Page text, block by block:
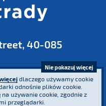
40-085
dlaczego używamy cookie
odnośnie plików cookie.
używanie cookie, zgodnie z
przeglądarki.
Nie pokazuj więcej